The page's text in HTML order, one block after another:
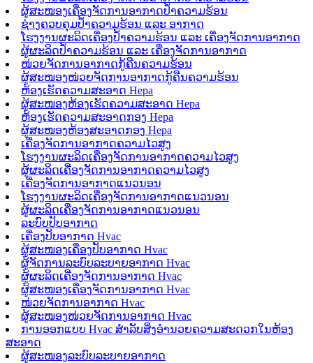
ຜູ້ສະໜອງເຄື່ອງຈັດການອາກາດປ້ຳຄວາມຮ້ອນ
ຊ່າງຄວບຄຸມປ້ຳຄວາມຮ້ອນ ແລະ ອາກາດ
ໂຮງງານຜະລິດເຄື່ອງປ້ຳຄວາມຮ້ອນ ແລະ ເຄື່ອງຈັດການອາກາດ
ຜູ້ຜະລິດປໍ້າຄວາມຮ້ອນ ແລະ ເຄື່ອງຈັດການອາກາດ
ໜ່ວຍຈັດການອາກາດກູ້ຄືນຄວາມຮ້ອນ
ຜູ້ສະໜອງໜ່ວຍຈັດການອາກາດກູ້ຄືນຄວາມຮ້ອນ
ຫ້ອງເຮັດຄວາມສະອາດ Hepa
ຜູ້ສະໜອງຫ້ອງເຮັດຄວາມສະອາດ Hepa
ຫ້ອງເຮັດຄວາມສະອາດກອງ Hepa
ຜູ້ສະໜອງຫ້ອງສະອາດກອງ Hepa
ເຄື່ອງຈັດການອາກາດຄວາມໄວສູງ
ໂຮງງານຜະລິດເຄື່ອງຈັດການອາກາດຄວາມໄວສູງ
ຜູ້ຜະລິດເຄື່ອງຈັດການອາກາດຄວາມໄວສູງ
ເຄື່ອງຈັດການອາກາດແນວນອນ
ໂຮງງານຜະລິດເຄື່ອງຈັດການອາກາດແນວນອນ
ຜູ້ຜະລິດເຄື່ອງຈັດການອາກາດແນວນອນ
ລະບົບປັບອາກາດ
ເຄື່ອງປັບອາກາດ Hvac
ຜູ້ສະໜອງເຄື່ອງປັບອາກາດ Hvac
ຜູ້ຈັດການລະບົບລະບາຍອາກາດ Hvac
ຜູ້ຜະລິດເຄື່ອງຈັດການອາກາດ Hvac
ຜູ້ສະໜອງເຄື່ອງຈັດການອາກາດ Hvac
ໜ່ວຍຈັດການອາກາດ Hvac
ຜູ້ສະໜອງໜ່ວຍຈັດການອາກາດ Hvac
ການອອກແບບ Hvac ສຳລັບສິ່ງອຳນວຍຄວາມສະດວກໃນຫ້ອງ
ສະອາດ
ຜູ້ສະໜອງລະບົບລະບາຍອາກາດ